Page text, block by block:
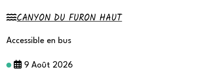
CANYON DU FURON HAUT
Accessible en bus
9 Août 2026